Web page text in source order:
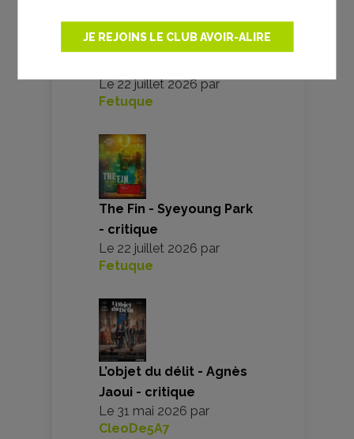
JE REJOINS LE CLUB AVOIR-ALIRE
Team building - Katia
Lanero Zamora -
Le22 juillet 2026par
Fetuque
The Fin - Syeyoung Park
- critique
Le 22 juillet 2026 par
Fetuque
L’objet du délit - Agnès
Jaoui - critique
Le 31 mai 2026 par
CleoDe5A7